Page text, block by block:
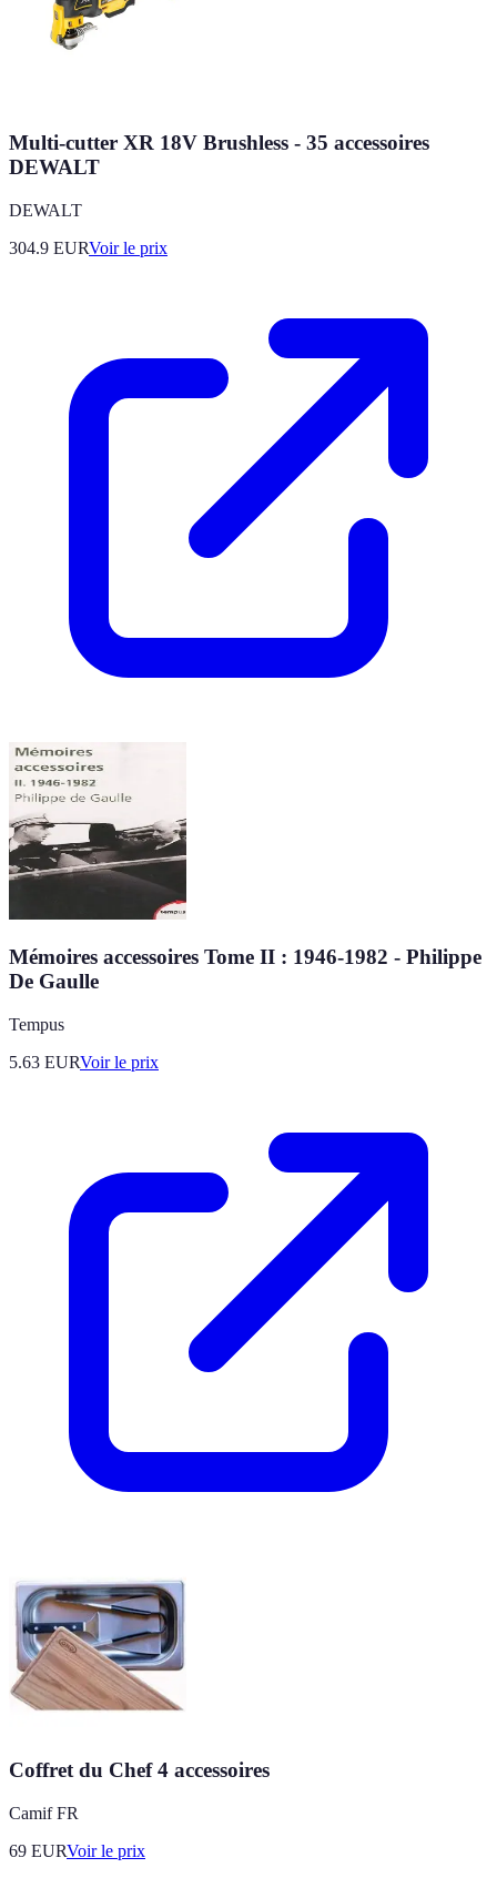
Multi-cutter XR 18V Brushless - 35 accessoires
DEWALT
DEWALT
304.9 EURVoir le prix
Mémoires accessoires Tome II : 1946-1982 - Philippe
De Gaulle
Tempus
5.63 EURVoir le prix
Coffret du Chef 4 accessoires
Camif FR
69 EURVoir le prix